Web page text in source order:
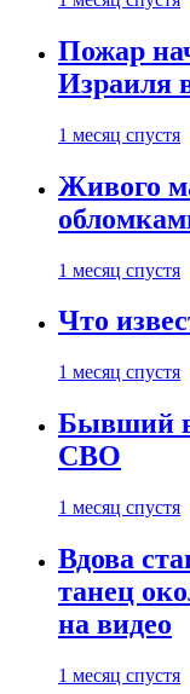
Пожар
Израиля
1 месяц спустя
Живого
1 месяц спустя
Что
1 месяц спустя
Бывший
СВО
1 месяц спустя
Вдова
танец
на видео
1 месяц спустя